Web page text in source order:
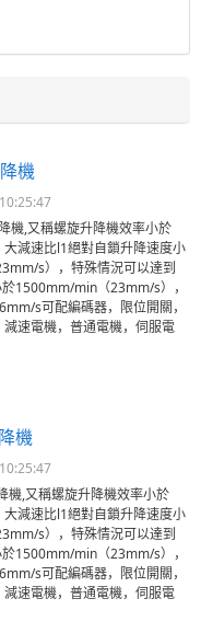
機
機,又稱螺旋升降機效率小於
減速比l1絕對自鎖升降速度小
s），特殊情況可以達到
1500mm/min（23mm/s），
s可配編碼器，限位開關，
減速電機，普通電機，伺服電
機
機,又稱螺旋升降機效率小於
減速比l1絕對自鎖升降速度小
s），特殊情況可以達到
1500mm/min（23mm/s），
s可配編碼器，限位開關，
減速電機，普通電機，伺服電